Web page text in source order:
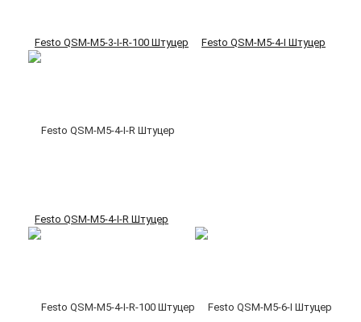
Festo QSM-M5-3-I-R-100 Штуцер Festo QSM-M5-4-I Штуцер
Festo QSM-M5-4-I-R Штуцер